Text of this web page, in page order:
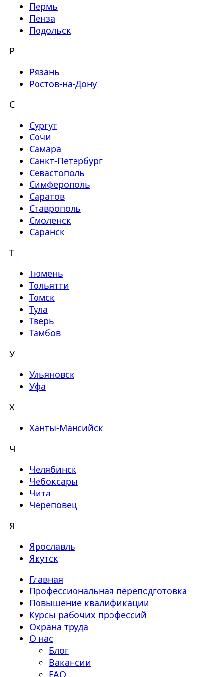
Пермь
Пенза
Подольск
Р
Рязань
Ростов-на-Дону
С
Сургут
Сочи
Самара
Санкт-Петербург
Севастополь
Симферополь
Саратов
Ставрополь
Смоленск
Саранск
Т
Тюмень
Тольятти
Томск
Тула
Тверь
Тамбов
У
Ульяновск
Уфа
Х
Ханты-Мансийск
Ч
Челябинск
Чебоксары
Чита
Череповец
Я
Ярославль
Якутск
Главная
Профессиональная переподготовка
Повышение квалификации
Курсы рабочих профессий
Охрана труда
О нас
Блог
Вакансии
FAQ